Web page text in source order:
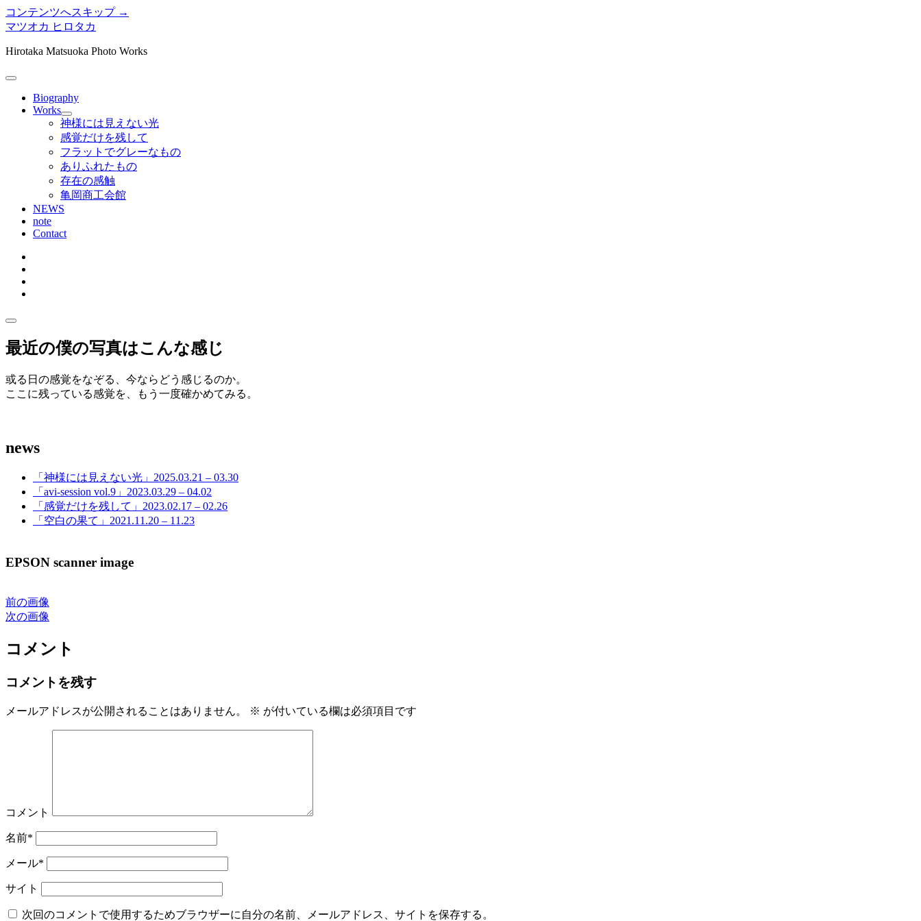
コンテンツへスキップ →
マツオカ ヒロタカ
Hirotaka Matsuoka Photo Works
メ
Biography
Works
メ
ニ
ュ
ー
を
開
く
神様には見えない光
感覚だけを残して
フラットでグレーなもの
ありふれたもの
存在の感触
亀岡商工会館
NEWS
note
Contact
サ
イ
バ
サ
イ
ド
ー
を
開
最近の僕の写真はこんな感じ
或る日の感覚をなぞる、今ならどう感じるのか。
ここに残っている感覚を、もう一度確かめてみる。
news
「神様には見えない光」2025.03.21 – 03.30
「avi-session vol.9」2023.03.29 – 04.02
「感覚だけを残して」2023.02.17 – 02.26
「空白の果て」2021.11.20 – 11.23
EPSON scanner image
前の画像
次の画像
コメント
コメントを残す
メールアドレスが公開されることはありません。 ※ が付いている欄は必須項目です
コメント
名前*
メール*
サイト
次回のコメントで使用するためブラウザーに自分の名前、メールアドレス、サイトを保存する。